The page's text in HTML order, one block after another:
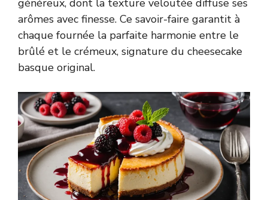
arômes avec finesse. Ce savoir-faire garantit à
chaque fournée la parfaite harmonie entre le
brûlé et le crémeux, signature du cheesecake
basque original.